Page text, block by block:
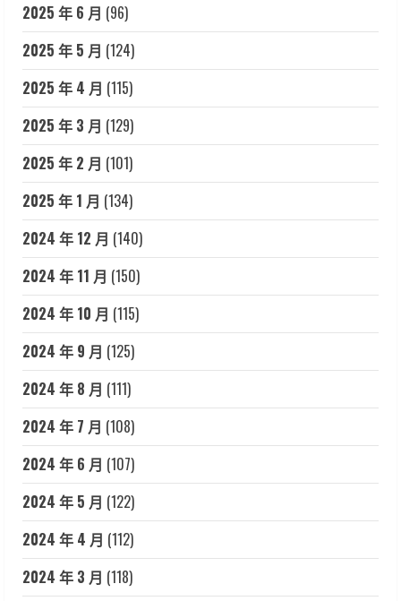
2025 年 6 月 (96)
2025 年 5 月 (124)
2025 年 4 月 (115)
2025 年 3 月 (129)
2025 年 2 月 (101)
2025 年 1 月 (134)
2024 年 12 月 (140)
2024 年 11 月 (150)
2024 年 10 月 (115)
2024 年 9 月 (125)
2024 年 8 月 (111)
2024 年 7 月 (108)
2024 年 6 月 (107)
2024 年 5 月 (122)
2024 年 4 月 (112)
2024 年 3 月 (118)